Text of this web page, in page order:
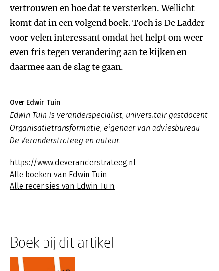
vertrouwen en hoe dat te versterken. Wellicht
komt dat in een volgend boek. Toch is De Ladder
voor velen interessant omdat het helpt om weer
even fris tegen verandering aan te kijken en
daarmee aan de slag te gaan.
Over Edwin Tuin
Edwin Tuin is veranderspecialist, universitair gastdocent
Organisatietransformatie, eigenaar van adviesbureau
De Veranderstrateeg en auteur.
https://www.deveranderstrateeg.nl
Alle boeken van Edwin Tuin
Alle recensies van Edwin Tuin
Boek bij dit artikel